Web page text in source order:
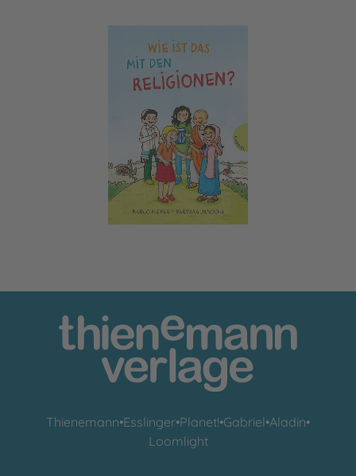
Wie ist das mit den Religionen?
Thienemann•Esslinger•Planet!•Gabriel•Aladin•
Loomlight